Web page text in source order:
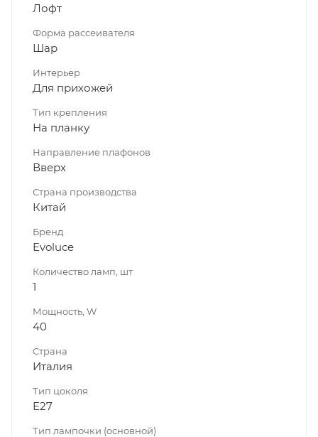
Лофт
Форма рассеивателя
Шар
Интерьер
Для прихожей
Тип крепления
На планку
Направление плафонов
Вверх
Страна производства
Китай
Бренд
Evoluce
Количество ламп, шт
1
Мощность, W
40
Страна
Италия
Тип цоколя
E27
Тип лампочки (основной)